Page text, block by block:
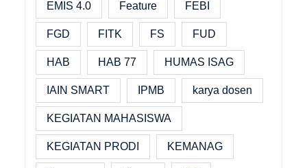
EMIS 4.0 Feature FEBI
FGD FITK FS FUD
HAB HAB 77 HUMAS ISAG
IAIN SMART IPMB karya dosen
KEGIATAN MAHASISWA
KEGIATAN PRODI KEMANAG